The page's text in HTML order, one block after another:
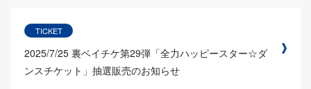
TICKET
2025/7/25 裏ベイチケ第29弾「全力ハッピースター☆ダ
ンスチケット」抽選販売のお知らせ